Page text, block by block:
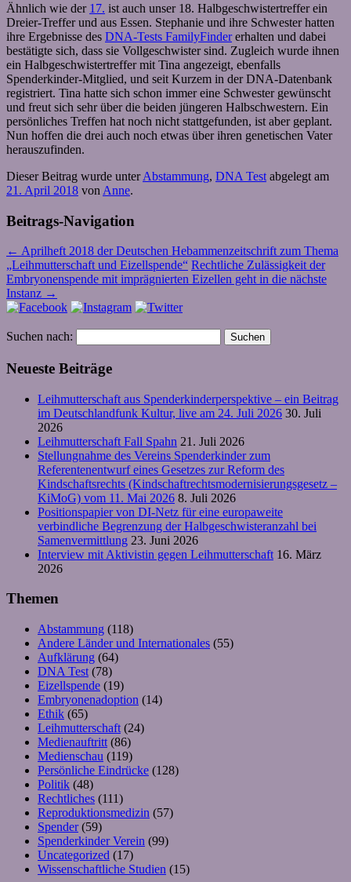
Ähnlich wie der 17. ist auch unser 18. Halbgeschwistertreffer ein
Dreier-Treffer und aus Essen. Stephanie und ihre Schwester hatten
ihre Ergebnisse des DNA-Tests FamilyFindererhalten und dabei
bestätigte sich, dass sie Vollgeschwister sind. Zugleich wurde ihnen
ein Halbgeschwistertreffer mit Tina angezeigt, ebenfalls
Spenderkinder-Mitglied, und seit Kurzem in der DNA-Datenbank
registriert. Tina hatte sich schon immer eine Schwester gewünscht
und freut sich sehr über die beiden jüngeren Halbschwestern. Ein
persönliches Treffen hat noch nicht stattgefunden, ist aber geplant.
Nun hoffen die drei auch noch etwas über ihren genetischen Vater
herauszufinden.
Dieser Beitrag wurde unterAbstammung, DNA Test abgelegt am
21. April 2018 von Anne.
Beitrags-Navigation
← Aprilheft 2018 der Deutschen Hebammenzeitschrift zum Thema
„Leihmutterschaft und Eizellspende“ Rechtliche Zulässigkeit der
Embryonenspende mit imprägnierten Eizellen geht in die nächste
Instanz →
Suchen nach:
Neueste Beiträge
Leihmutterschaft aus Spenderkinderperspektive – ein Beitrag
im Deutschlandfunk Kultur, live am 24. Juli 2026 30. Juli
2026
Leihmutterschaft Fall Spahn 21. Juli 2026
Stellungnahme des Vereins Spenderkinder zum
Referentenentwurf eines Gesetzes zur Reform des
Kindschaftsrechts (Kindschaftrechtsmodernisierungsgesetz –
KiMoG) vom 11. Mai 2026 8. Juli 2026
Positionspapier von DI-Netz für eine europaweite
verbindliche Begrenzung der Halbgeschwisteranzahl bei
Samenvermittlung 23. Juni 2026
Interview mit Aktivistin gegen Leihmutterschaft 16. März
2026
Themen
Abstammung (118)
Andere Länder und Internationales (55)
Aufklärung (64)
DNA Test (78)
Eizellspende (19)
Embryonenadoption (14)
Ethik (65)
Leihmutterschaft (24)
Medienauftritt (86)
Medienschau (119)
Persönliche Eindrücke (128)
Politik (48)
Rechtliches (111)
Reproduktionsmedizin (57)
Spender(59)
Spenderkinder Verein (99)
Uncategorized (17)
Wissenschaftliche Studien (15)